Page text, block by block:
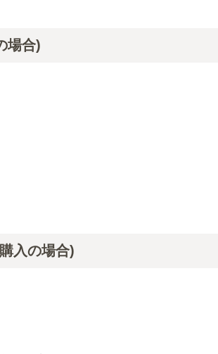
場合)
入の場合)